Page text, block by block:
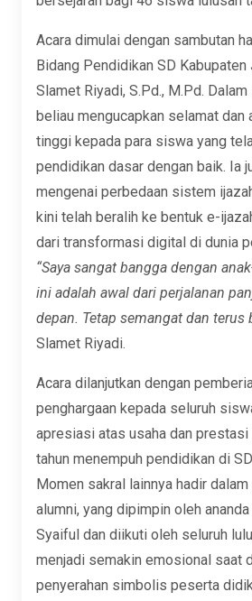
Acara dimulai dengan sambutan
Bidang Pendidikan SD Kabupaten
Slamet Riyadi, S.Pd., M.Pd.
beliau mengucapkan selamat dan
tinggi kepada para siswa yang
pendidikan dasar dengan baik. Ia
mengenai perbedaan sistem
kini telah beralih ke bentuk e-
dari transformasi digital di dunia
“Saya sangat bangga dengan
ini adalah awal dari perjalanan
depan. Tetap semangat dan terus
Slamet Riyadi.
Acara dilanjutkan dengan
penghargaan kepada seluruh
apresiasi atas usaha dan prestasi
tahun menempuh pendidikan di
Momen sakral lainnya hadir
alumni, yang dipimpin oleh
Syaiful dan diikuti oleh seluruh
menjadi semakin emosional saat
penyerahan simbolis peserta